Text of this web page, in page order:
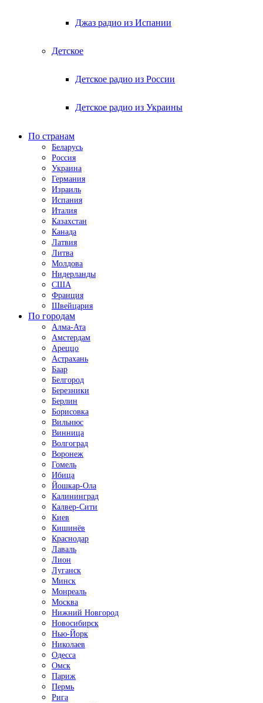
Джаз радио из Испании
Детское
Детское радио из России
Детское радио из Украины
По странам
Беларусь
Россия
Украина
Германия
Израиль
Испания
Италия
Казахстан
Канада
Латвия
Литва
Молдова
Нидерланды
США
Франция
Швейцария
По городам
Алма-Ата
Амстердам
Ареццо
Астрахань
Баар
Белгород
Березники
Берлин
Борисовка
Вильнюс
Винница
Волгоград
Воронеж
Гомель
Ибица
Йошкар-Ола
Калининград
Калвер-Сити
Киев
Кишинёв
Краснодар
Лаваль
Лион
Луганск
Минск
Монреаль
Москва
Нижний Новгород
Новосибирск
Нью-Йорк
Николаев
Одесса
Омск
Париж
Пермь
Рига